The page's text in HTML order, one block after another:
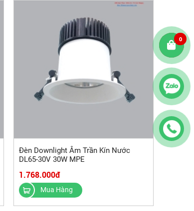
Đèn Downlight Âm Trần Kín Nước
DL65-30V 30W MPE
1.768.000đ
Mua Hàng
0